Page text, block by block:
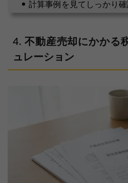
計算事例を見てしっかり確
不動産売却にかかる
ュレーション